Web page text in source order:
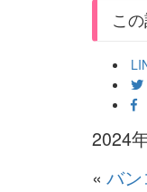
こ
2024
« バン